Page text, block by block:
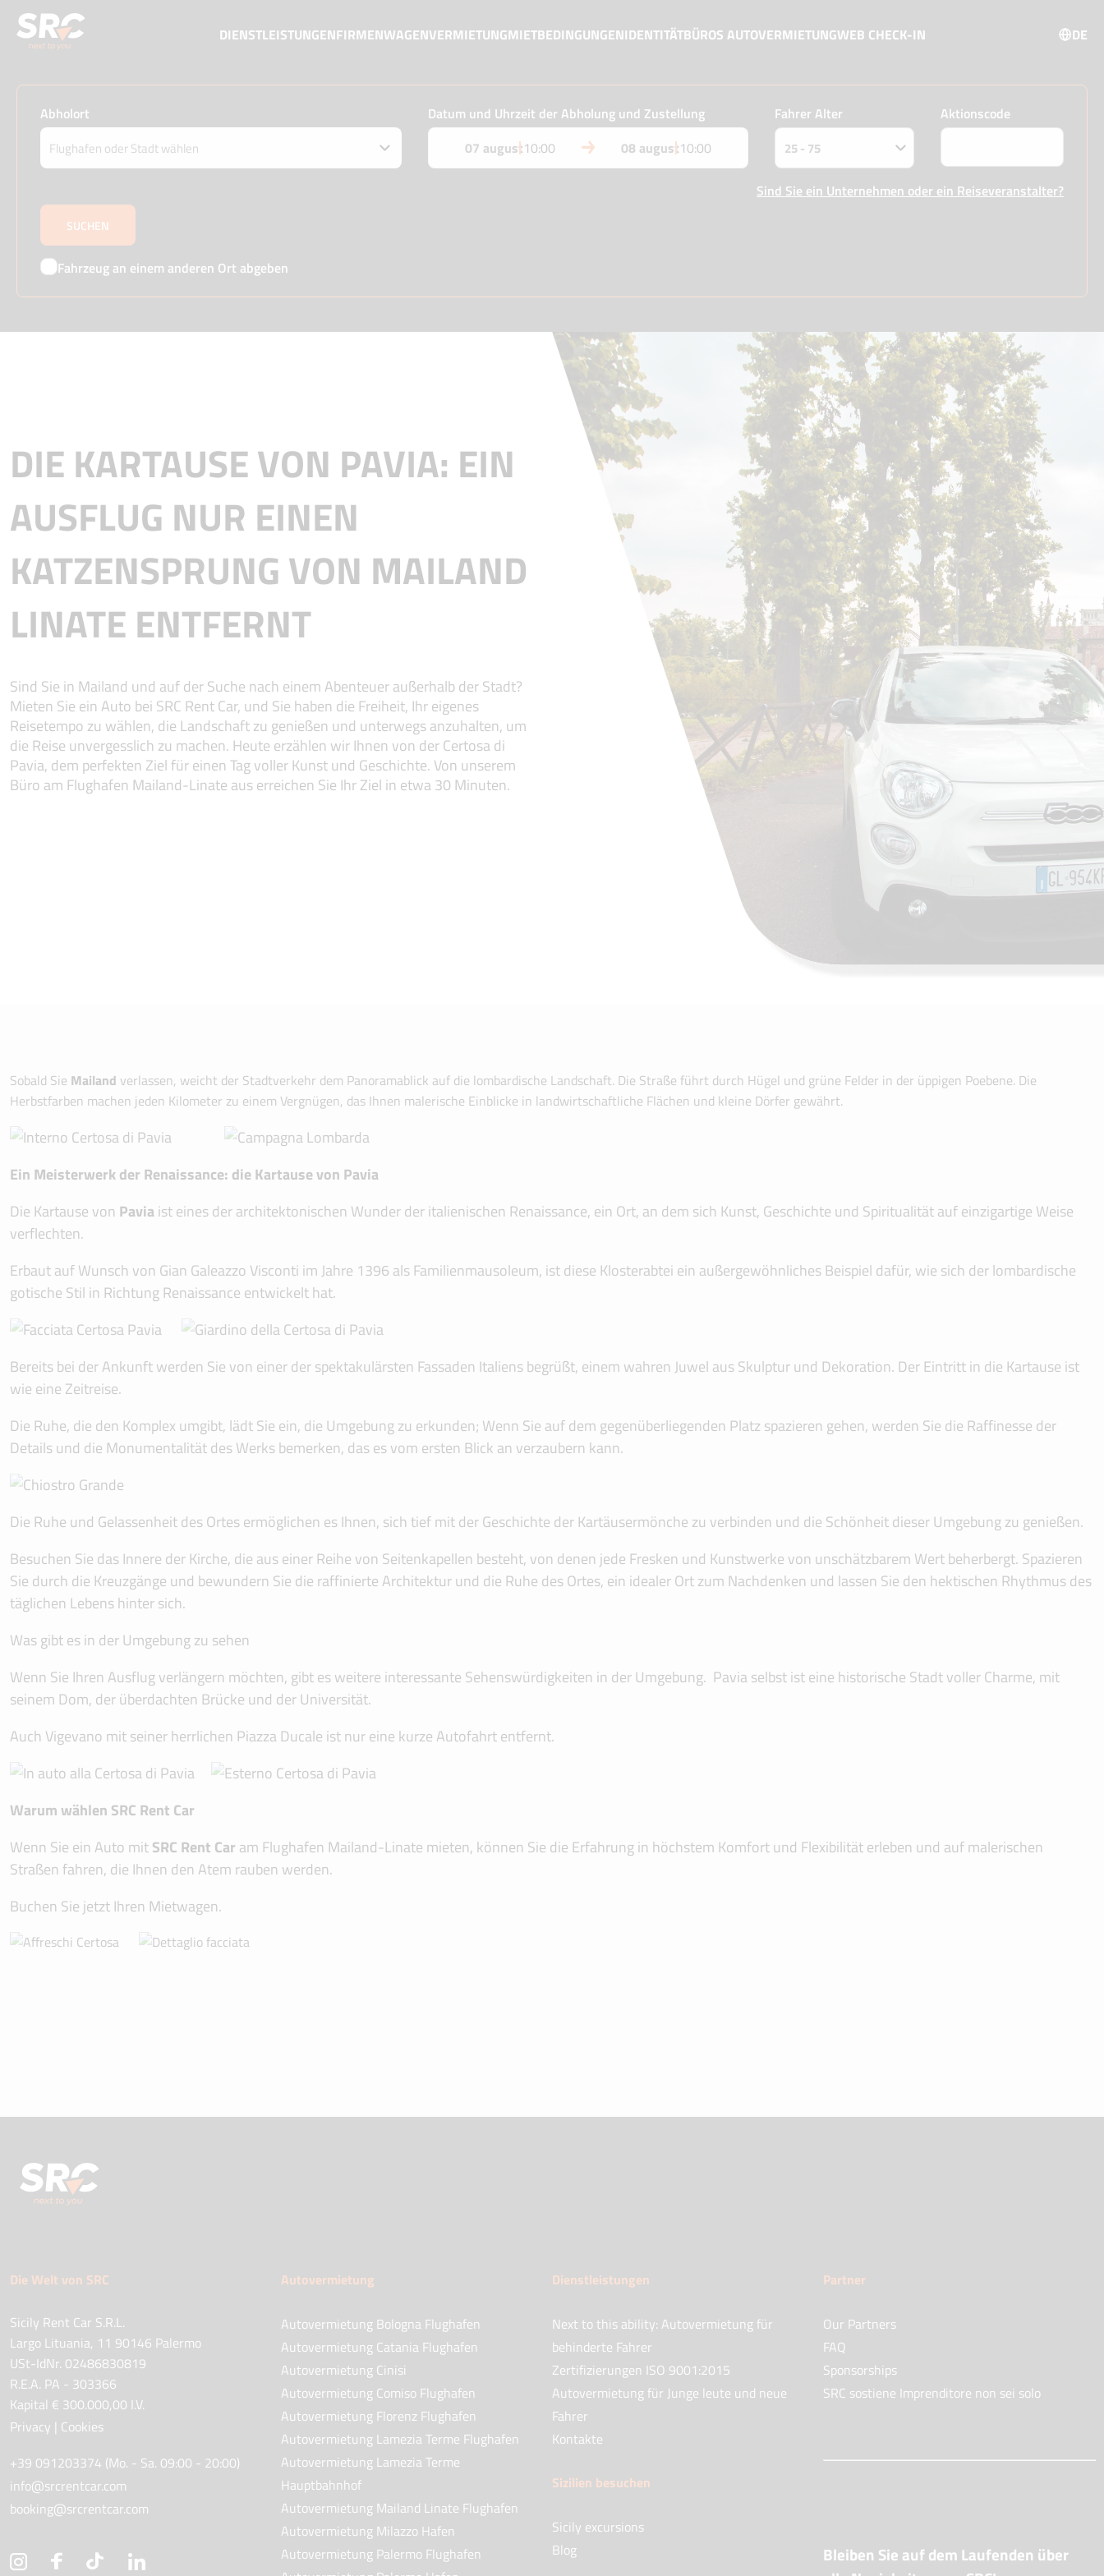
DIENSTLEISTUNGENFIRMENWAGENVERMIETUNGMIETBEDINGUNGENIDENTITÄTBÜROS AUTOVERMIETUNGWEB CHECK-IN DE
Abholort
Datum und Uhrzeit der Abholung und Zustellung
07 august10:00 08 august10:00
Fahrer Alter Aktionscode
Sind Sie ein Unternehmen oder ein Reiseveranstalter?
Fahrzeug an einem anderen Ort abgeben
DIE KARTAUSE VON PAVIA: EIN
AUSFLUG NUR EINEN
KATZENSPRUNG VON MAILAND
LINATE ENTFERNT
Sind Sie in Mailand und auf der Suche nach einem Abenteuer außerhalb der Stadt?
Mieten Sie ein Auto bei SRC Rent Car, und Sie haben die Freiheit, Ihr eigenes
Reisetempo zu wählen, die Landschaft zu genießen und unterwegs anzuhalten, um
die Reise unvergesslich zu machen. Heute erzählen wir Ihnen von der Certosa di
Pavia, dem perfekten Ziel für einen Tag voller Kunst und Geschichte. Von unserem
Büro am Flughafen Mailand-Linate aus erreichen Sie Ihr Ziel in etwa 30 Minuten.
Sobald Sie Mailand verlassen, weicht der Stadtverkehr dem Panoramablick auf die lombardische Landschaft. Die Straße führt durch Hügel und grüne Felder in der üppigen Poebene. Die
Herbstfarben machen jeden Kilometer zu einem Vergnügen, das Ihnen malerische Einblicke in landwirtschaftliche Flächen und kleine Dörfer gewährt.
Ein Meisterwerk der Renaissance: die Kartause von Pavia
Die Kartause von Paviaist eines der architektonischen Wunder der italienischen Renaissance, ein Ort, an dem sich Kunst, Geschichte und Spiritualität auf einzigartige Weise
verflechten.
Erbaut auf Wunsch von Gian Galeazzo Visconti im Jahre 1396 als Familienmausoleum, ist diese Klosterabtei ein außergewöhnliches Beispiel dafür, wie sich der lombardische
gotische Stil in Richtung Renaissance entwickelt hat.
Bereits bei der Ankunft werden Sie von einer der spektakulärsten Fassaden Italiens begrüßt, einem wahren Juwel aus Skulptur und Dekoration. Der Eintritt in die Kartause ist
wie eine Zeitreise.
Die Ruhe, die den Komplex umgibt, lädt Sie ein, die Umgebung zu erkunden; Wenn Sie auf dem gegenüberliegenden Platz spazieren gehen, werden Sie die Raffinesse der
Details und die Monumentalität des Werks bemerken, das es vom ersten Blick an verzaubern kann.
Die Ruhe und Gelassenheit des Ortes ermöglichen es Ihnen, sich tief mit der Geschichte der Kartäusermönche zu verbinden und die Schönheit dieser Umgebung zu genießen.
Besuchen Sie das Innere der Kirche, die aus einer Reihe von Seitenkapellen besteht, von denen jede Fresken und Kunstwerke von unschätzbarem Wert beherbergt. Spazieren
Sie durch die Kreuzgänge und bewundern Sie die raffinierte Architektur und die Ruhe des Ortes, ein idealer Ort zum Nachdenken und lassen Sie den hektischen Rhythmus des
täglichen Lebens hinter sich.
Was gibt es in der Umgebung zu sehen
Wenn Sie Ihren Ausflug verlängern möchten, gibt es weitere interessante Sehenswürdigkeiten in der Umgebung. Pavia selbst ist eine historische Stadt voller Charme, mit
seinem Dom, der überdachten Brücke und der Universität.
Auch Vigevano mit seiner herrlichen Piazza Ducale ist nur eine kurze Autofahrt entfernt.
Warum wählen SRC Rent Car
Wenn Sie ein Auto mitSRC Rent Car am Flughafen Mailand-Linate mieten, können Sie die Erfahrung in höchstem Komfort und Flexibilität erleben und auf malerischen
Straßen fahren, die Ihnen den Atem rauben werden.
Buchen Sie jetzt Ihren Mietwagen.
Die Welt von SRC
Sicily Rent Car S.R.L.
Largo Lituania, 11 90146 Palermo
USt-IdNr. 02486830819
R.E.A. PA - 303366
Kapital € 300.000,00 I.V.
Privacy | Cookies
+39 091203374 (Mo. - Sa. 09:00 - 20:00)
info@srcrentcar.com
booking@srcrentcar.com
Autovermietung
Autovermietung Bologna Flughafen
Autovermietung Catania Flughafen
Autovermietung Cinisi
Autovermietung Comiso Flughafen
Autovermietung Florenz Flughafen
Autovermietung Lamezia Terme Flughafen
Autovermietung Lamezia Terme
Hauptbahnhof
Autovermietung Mailand Linate Flughafen
Autovermietung Milazzo Hafen
Autovermietung Palermo Flughafen
Dienstleistungen
Next to this ability: Autovermietung für
behinderte Fahrer
Zertifizierungen ISO 9001:2015
Autovermietung für Junge leute und neue
Fahrer
Kontakte
Sizilien besuchen
Sicily excursions
Blog
Partner
Our Partners
FAQ
Sponsorships
SRC sostiene Imprenditore non sei solo
Bleiben Sie auf dem Laufenden über